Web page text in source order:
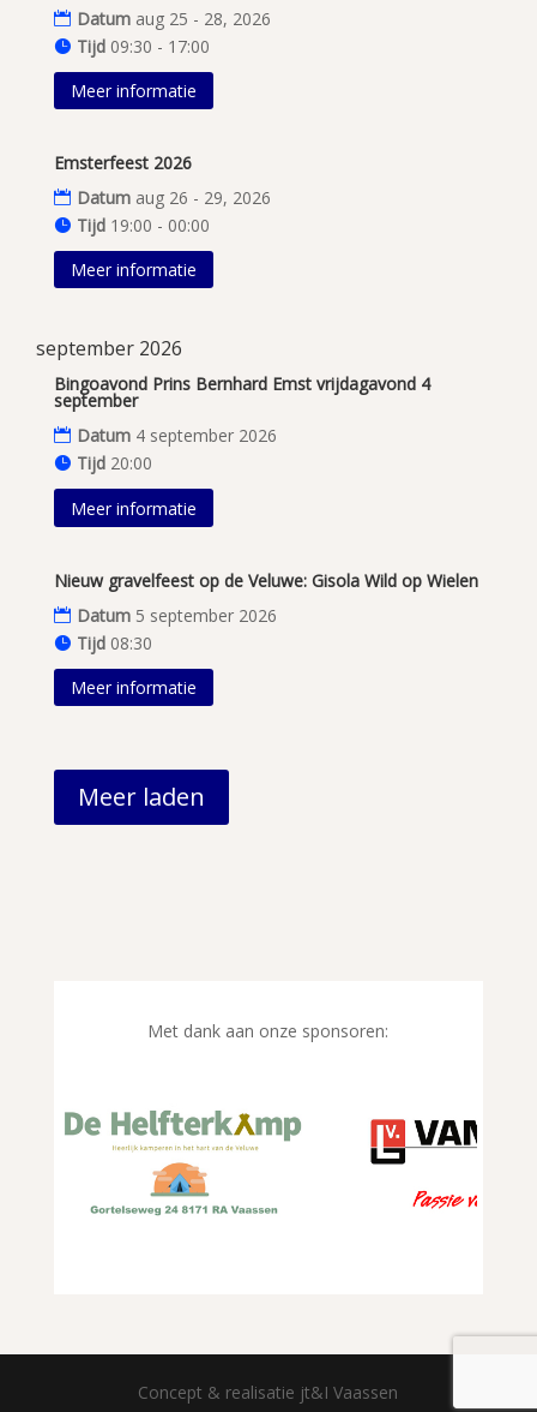
Datum aug 25 - 28, 2026
Tijd 09:30 - 17:00
Meer informatie
Emsterfeest 2026
Datum aug 26 - 29, 2026
Tijd 19:00 - 00:00
Meer informatie
september 2026
Bingoavond Prins Bernhard Emst vrijdagavond 4
september
Datum 4 september 2026
Tijd 20:00
Meer informatie
Nieuw gravelfeest op de Veluwe: Gisola Wild op Wielen
Datum 5 september 2026
Tijd 08:30
Meer informatie
Meer laden
Met dank aan onze sponsoren:
Concept & realisatie jt&I Vaassen